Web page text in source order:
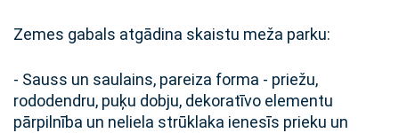
Zemes gabals atgādina skaistu meža parku:
- Sauss un saulains, pareiza forma - priežu,
rododendru, puķu dobju, dekoratīvo elementu
pārpilnība un neliela strūklaka ienesīs prieku un